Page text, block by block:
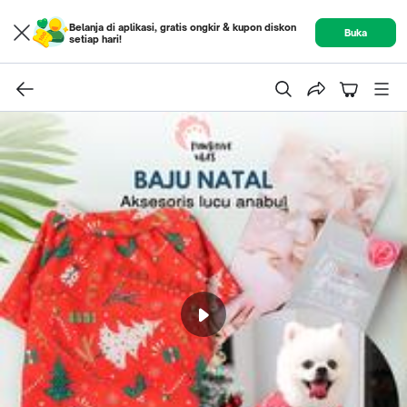
Belanja di aplikasi, gratis ongkir & kupon diskon
setiap hari!
Buka